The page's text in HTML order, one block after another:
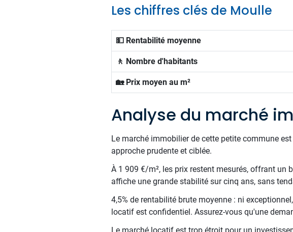
Les chiffres clés de Moulle
💵 Rentabilité moyenne
🚶 Nombre d'habitants
🏡 Prix moyen au m²
Analyse du marché
Le marché immobilier de cette petite commune
approche prudente et ciblée.
À 1 909 €/m², les prix restent mesurés, offrant
affiche une grande stabilité sur cinq ans, sans
4,5% de rentabilité brute moyenne : ni
locatif est confidentiel. Assurez-vous qu'une